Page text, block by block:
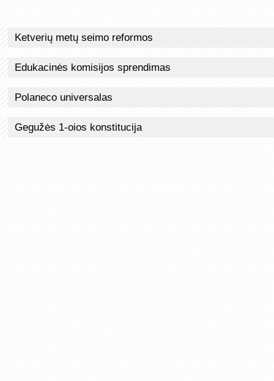
Ketverių metų seimo reformos
Edukacinės komisijos sprendimas
Polaneco universalas
Gegužės 1-oios konstitucija